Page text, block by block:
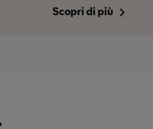
Scopri di più